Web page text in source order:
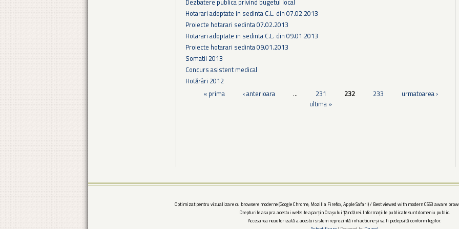
Hotarari adoptate in sedinta C.L. din 07.02.2013
Proiecte hotarari sedinta 07.02.2013
Hotarari adoptate in sedinta C.L. din 09.01.2013
Proiecte hotarari sedinta 09.01.2013
Somatii 2013
Concurs asistent medical
Hotărâri 2012
Pagini
« prima ‹ anterioara … 231 232 233
urmatoarea ›
ultima »
Optimizat pentru vizualizare cu browsere moderne (Google Chrome, Mozilla Firefox, Apple Safari) / Best viewed with modern CSS3 aware
Drepturile asupra acestui website aparțin Orașului Țăndărei. Informațiile publicate sunt domeniu public.
Accesarea neautorizată a acestui sistem reprezintă infracțiune și va fi pedepsită conform legilor.